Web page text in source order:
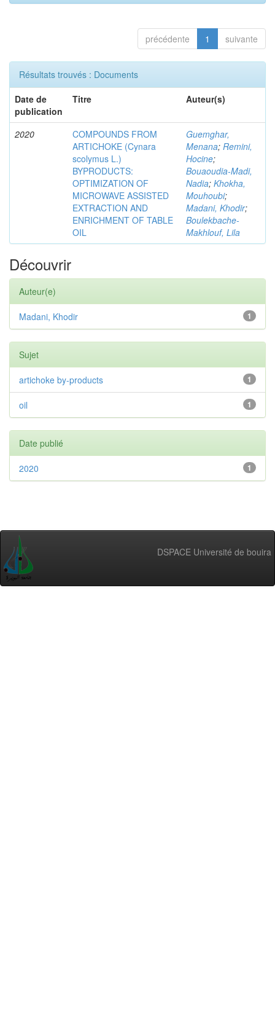
précédente 1 suivante
Résultats trouvés : Documents
Date de
publication
Titre Auteur(s)
2020
COMPOUNDS FROM
ARTICHOKE (Cynara
scolymus L.)
BYPRODUCTS:
OPTIMIZATION OF
MICROWAVE ASSISTED
EXTRACTION AND
ENRICHMENT OF TABLE
OIL
Guemghar,
Menana; Remini,
Hocine;
Bouaoudia-Madi,
Nadia; Khokha,
Mouhoubi;
Madani, Khodir;
Boulekbache-
Makhlouf, Lila
Découvrir
Auteur(e)
1
Madani, Khodir
Sujet
1
artichoke by-products
1
oil
Date publié
1
2020
DSPACE Université de bouira